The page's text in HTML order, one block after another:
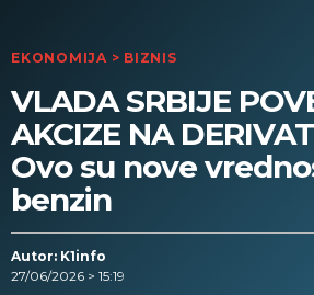
EKONOMIJA > BIZNIS
VLADA SRBIJE
AKCIZE NA
Ovo su nove
benzin
Autor: K1info
27/06/2026 > 15:19